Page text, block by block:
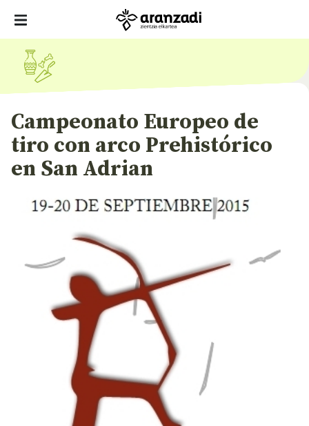
Campeonato Europeo de
tiro con arco Prehistórico
en San Adrian